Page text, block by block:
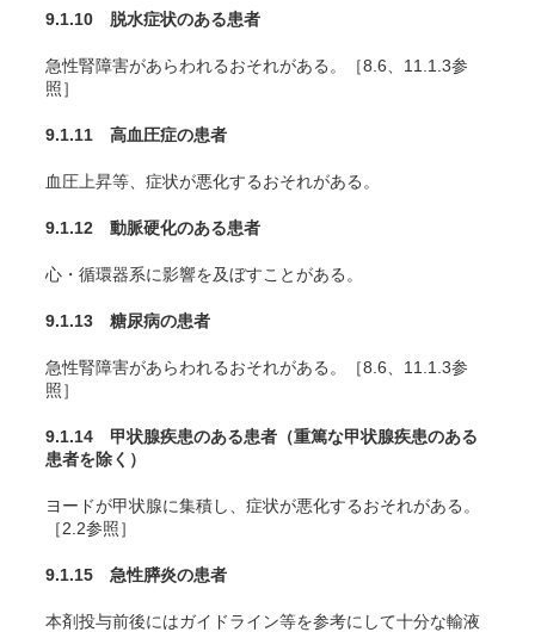
9.1.10 脱水症状のある患者
急性腎障害があらわれるおそれがある。［8.6、11.1.3参
照］
9.1.11 高血圧症の患者
血圧上昇等、症状が悪化するおそれがある。
9.1.12 動脈硬化のある患者
心・循環器系に影響を及ぼすことがある。
9.1.13 糖尿病の患者
急性腎障害があらわれるおそれがある。［8.6、11.1.3参
照］
9.1.14 甲状腺疾患のある患者（重篤な甲状腺疾患のある
患者を除く）
ヨードが甲状腺に集積し、症状が悪化するおそれがある。
［2.2参照］
9.1.15 急性膵炎の患者
本剤投与前後にはガイドライン等を参考にして十分な輸液